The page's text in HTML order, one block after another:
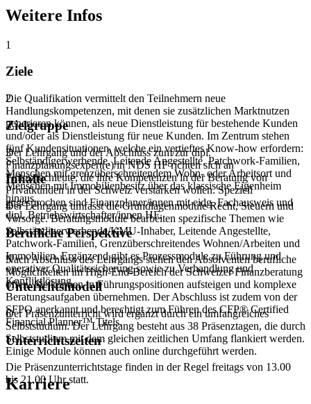
Weitere Infos
1
Ziele
Die Qualifikation vermittelt den Teilnehmern neue
Handlungskompetenzen, mit denen sie zusätzlichen Marktnutzen
generieren können, als neue Dienstleistung für bestehende Kunden
und/oder als Dienstleistung für neue Kunden. Im Zentrum stehen
fünf Kundensituationen, welche ein vertieftes Know-how erfordern:
Selbständigerwerbende, Leitende Angestellte, Patchwork-Familien,
Menschen mit grenzüberschreitendem Wohn- oder Arbeitsort und
Menschen mit Immobilienbesitz über das klassische Eigenheim
hinaus.
2
Zielgruppe
Der Lehrgang und der Abschluss zum/zur dipl.
Finanzplanungsexpert(e)/in NDS HF richten sich an
Finanzfachleute, die ihre Kompetenzen in der Beratung von
Privatkunden in der Schweiz verstärken wollen. Speziell
angesprochen sind Finanzplaner/innen mit eidg. Fachausweis und
dipl. Betriebswirtschafter/innen HF.
3
Inhalte
Der Lehrgang umfasst die Grundlagenmodule Recht, Steuern und
Vorsorge. Beratungsmodule bearbeiten spezifische Themen wie
Selbständigerwerbende/KMU-Inhaber, Leitende Angestellte,
Patchwork-Familien, Grenzüberschreitendes Wohnen/Arbeiten und
Immobilien. Ergänzend gibt es Prozessmodule zu Führung und
operativer Qualitätssicherung sowie zu Verhandlung und
Konfliktlösung.
4
Berufliche Perspektive
Nach Abschluss des Lehrgangs stehen den Absolventen berufliche
Möglichkeiten im High-End-Bereich der Schweizer Finanzberatung
offen. Sie können in Führungspositionen aufsteigen und komplexe
Beratungsaufgaben übernehmen. Der Abschluss ist zudem von der
SFPO anerkannt und berechtigt zum Führen des CFP® Certified
Financial Planner™ Titels.
5
Unterichtsmodell
Der Präsenzunterricht wird ergänzt durch ein umfangreiches
Selbststudium. Der Lehrgang besteht aus 38 Präsenztagen, die durch
Selbststudium mit dem gleichen zeitlichen Umfang flankiert werden.
Einige Module können auch online durchgeführt werden.
6
Unterrichtszeiten
Die Präsenzunterrichtstage finden in der Regel freitags von 13.00
bis 21.00 Uhr statt.
Karriere